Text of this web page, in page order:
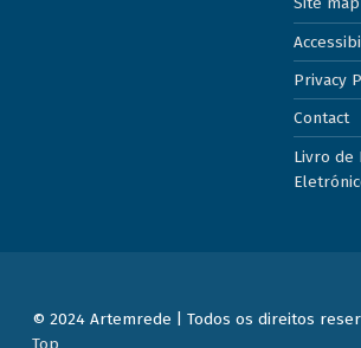
Privacy
Contact
Livro de
© 2024 Artemrede | Todos os direitos
Top